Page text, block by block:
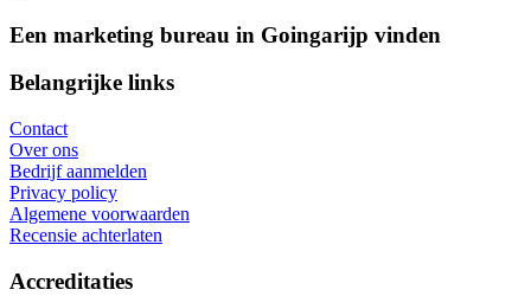
Een marketing bureau in Goingarijp vinden
Belangrijke links
Contact
Over ons
Bedrijf aanmelden
Privacy policy
Algemene voorwaarden
Recensie achterlaten
Accreditaties